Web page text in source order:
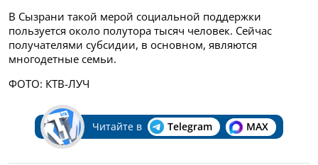
В Сызрани такой мерой социальной поддержки
пользуется около полутора тысяч человек. Сейчас
получателями субсидии, в основном, являются
многодетные семьи.
ФОТО: КТВ-ЛУЧ
Читайте в Telegram MAX